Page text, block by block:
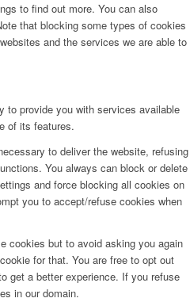
to find out more. You can also
that blocking some types of cookies
and the services we are able to
to provide you with services available
of its features.
to deliver the website, refusing
You always can block or delete
and force blocking all cookies on
you to accept/refuse cookies when
cookies but to avoid asking you again
for that. You are free to opt out
get a better experience. If you refuse
in our domain.